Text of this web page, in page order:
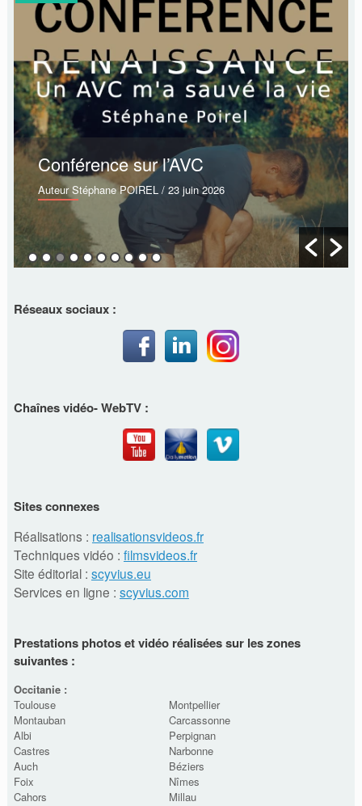
Conférence sur l’AVC
Auteur Stéphane POIREL/ 23 juin 2026
Réseaux sociaux :
Chaînes vidéo- WebTV :
Sites connexes
Réalisations : realisationsvideos.fr
Techniques vidéo : filmsvideos.fr
Site éditorial : scyvius.eu
Services en ligne : scyvius.com
Prestations photos et vidéo réalisées sur les zones
suivantes :
Occitanie :
Toulouse
Montauban
Albi
Castres
Auch
Foix
Cahors
Montpellier
Carcassonne
Perpignan
Narbonne
Béziers
Nîmes
Millau